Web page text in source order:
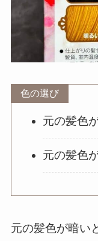
色の選び
元の髪色
元の髪色
元の髪色が暗い